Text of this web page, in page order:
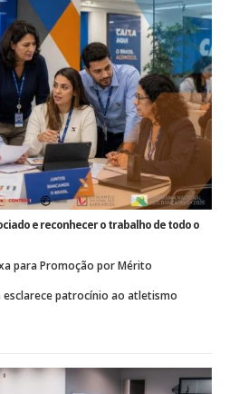
e reconhecer o trabalho de todo o
para Promoção por Mérito
esclarece patrocínio ao atletismo